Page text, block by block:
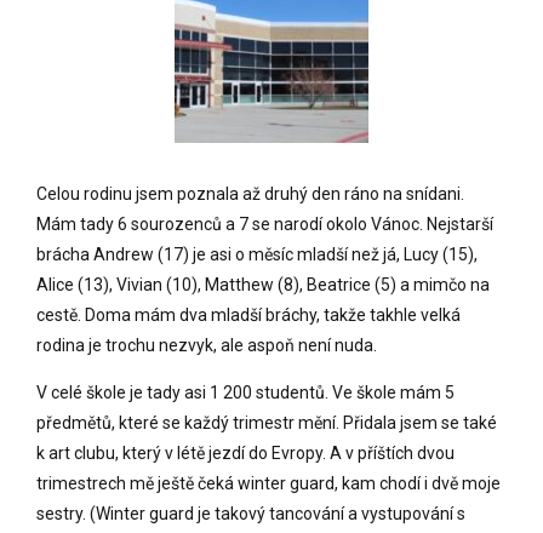
Celou rodinu jsem poznala až druhý den ráno na snídani.
Mám tady 6 sourozenců a 7 se narodí okolo Vánoc. Nejstarší
brácha Andrew (17) je asi o měsíc mladší než já, Lucy (15),
Alice (13), Vivian (10), Matthew (8), Beatrice (5) a mimčo na
cestě. Doma mám dva mladší bráchy, takže takhle velká
rodina je trochu nezvyk, ale aspoň není nuda.
V celé škole je tady asi 1 200 studentů. Ve škole mám 5
předmětů, které se každý trimestr mění. Přidala jsem se také
k art clubu, který v létě jezdí do Evropy. A v příštích dvou
trimestrech mě ještě čeká winter guard, kam chodí i dvě moje
sestry. (Winter guard je takový tancování a vystupování s